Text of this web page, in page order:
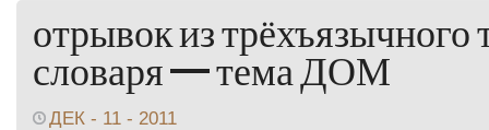
отрывок из трёхъязычного
словаря — тема ДОМ
ДЕК - 11 - 2011